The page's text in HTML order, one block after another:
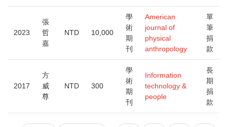
2023
張
哲
嘉
NTD 10,000
學
術
期
刊
American
journal of
physical
anthropology
單
筆
捐
款
2017
方
威
尊
NTD 300
學
術
期
刊
Information
technology &
people
長
期
捐
款